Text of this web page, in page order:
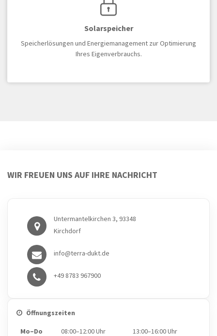
Solarspeicher
Speicherlösungen und Energiemanagement zur Optimierung
Ihres Eigenverbrauchs.
WIR FREUEN UNS AUF IHRE NACHRICHT
Untermantelkirchen 3, 93348
Kirchdorf
info@terra-dukt.de
+49 8783 967900
Öffnungszeiten
Mo–Do 08:00–12:00 Uhr
13:00–16:00 Uhr